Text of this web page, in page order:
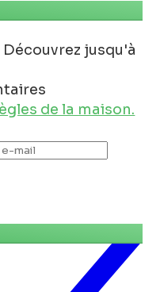
jusqu'à
de la maison.